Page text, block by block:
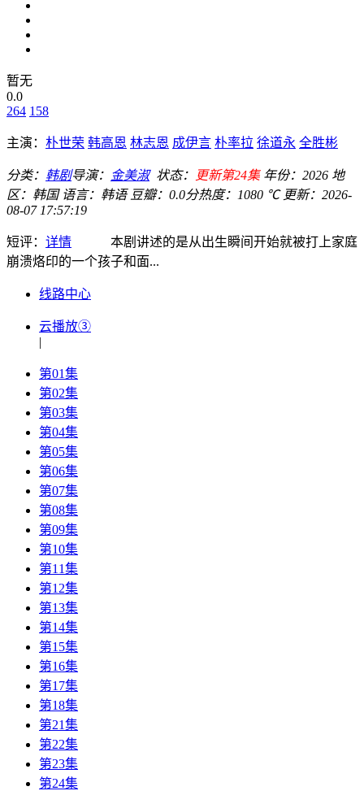
暂无
0.0
264 158
主演： 朴世荣 韩高恩 林志恩 成伊言 朴率拉 徐道永 全胜彬
分类： 韩剧导演： 金美淑 状态： 更新第24集 年份： 2026 地
区： 韩国 语言： 韩语 豆瓣：0.0分热度：1080 ℃ 更新： 2026-
08-07 17:57:19
短评： 详情 本剧讲述的是从出生瞬间开始就被打上家庭
崩溃烙印的一个孩子和面...
线路中心
云播放③
|
第01集
第02集
第03集
第04集
第05集
第06集
第07集
第08集
第09集
第10集
第11集
第12集
第13集
第14集
第15集
第16集
第17集
第18集
第21集
第22集
第23集
第24集